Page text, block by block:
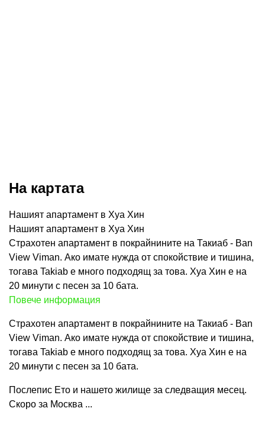
На картата
Нашият апартамент в Хуа Хин
Нашият апартамент в Хуа Хин
Страхотен апартамент в покрайнините на Такиаб - Ban
View Viman. Ако имате нужда от спокойствие и тишина,
тогава Takiab е много подходящ за това. Хуа Хин е на
20 минути с песен за 10 бата.
Повече информация
Страхотен апартамент в покрайнините на Такиаб - Ban
View Viman. Ако имате нужда от спокойствие и тишина,
тогава Takiab е много подходящ за това. Хуа Хин е на
20 минути с песен за 10 бата.
Послепис Ето и нашето жилище за следващия месец.
Скоро за Москва ...